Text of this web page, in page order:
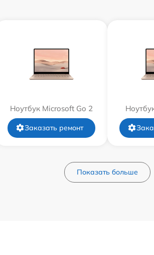
Ноутбук Microsoft Go 2
Заказать ремонт
Показать больше